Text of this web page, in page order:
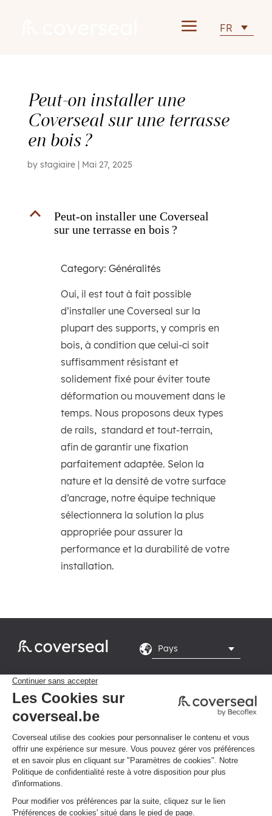
a FR
Peut-on installer une
Coverseal sur une terrasse
en bois ?
by stagiaire| Mai 27, 2025
B
Peut-on installer une Coverseal
sur une terrasse en bois ?
Category: Généralités
Oui, il est tout à fait possible
d’installer une Coverseal sur la
plupart des supports, y compris en
bois, à condition que celui-ci soit
suffisamment résistant et
solidement fixé pour éviter toute
déformation ou mouvement dans le
temps. Nous proposons deux types
de rails, standard et tout-terrain,
afin de garantir une fixation
parfaitement adaptée. Selon la
nature et la densité de votre surface
d’ancrage, notre équipe technique
sélectionnera la solution la plus
appropriée pour assurer la
performance et la durabilité de votre
installation.

Rte du Grand Peuplier
8, 7110 La Louvière
8h-16h
Politique de confidentialité
Conditions générales